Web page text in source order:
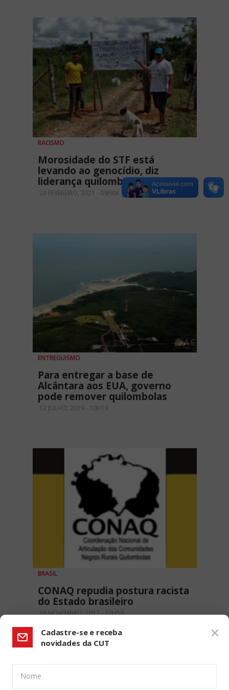
RACISMO
Morosidade do STF está
levando ao genocídio, diz
liderança quilombola
23 FEVEREIRO, 2021 - 09H03
ENTREGUISMO
Para entregar a base de
Alcântara aos EUA, governo
pode remover quilombolas
12 JULHO, 2019 - 10H19
BRASIL
CONAQ repudia postura racista
do Estado brasileiro
18 NOVEMBRO, 2017 - 22H59
Cadastre-se e receba
novidades da CUT
Nome